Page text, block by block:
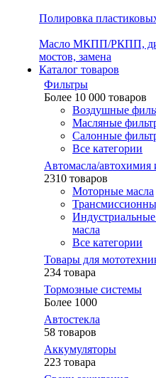
Полировка
Масло МКПП/РКПП,
мостов, замена
Каталог товаров
Фильтры
Более 10 000 товаров
Воздушные
Масляные
Салонные
Все категории
Автомасла/автохимия
2310 товаров
Моторные масла
масла
Все категории
Товары для
234 товара
Тормозные системы
Более 1000
Автостекла
58 товаров
Аккумуляторы
223 товара